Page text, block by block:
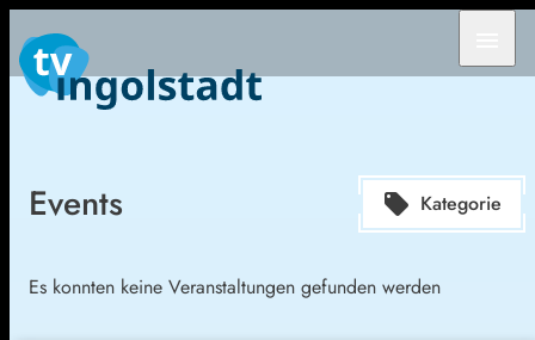
Events local_offer Kategorie
Es konnten keine Veranstaltungen gefunden werden